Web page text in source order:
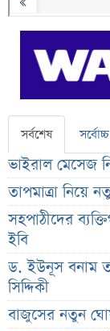
সর্বশেষ
ভাইরাল মেসেজ
তাপমাত্রা নিয়ে
সহপাঠীদের
ইবি
ড. ইউনূস বনাম
সিদ্দিকী
বাজুসের নতুন